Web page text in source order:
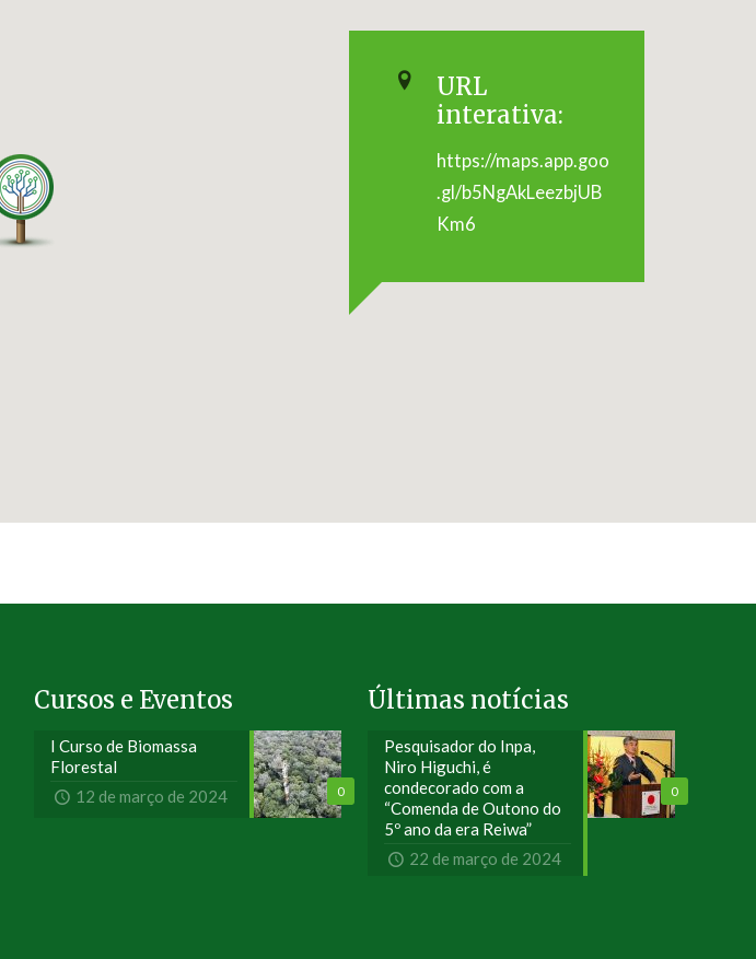
URL
interativa:
https://maps.app.goo
.gl/b5NgAkLeezbjUB
Km6
Cursos e Eventos
0
I Curso de Biomassa
Florestal
12 de março de 2024
Últimas notícias
0
Pesquisador do Inpa,
Niro Higuchi, é
condecorado com a
“Comenda de Outono do
5º ano da era Reiwa”
22 de março de 2024